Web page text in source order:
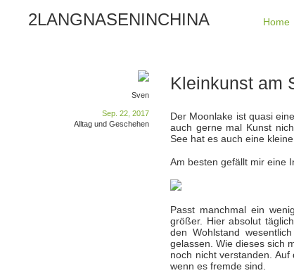
2LANGNASENINCHINA Home
Kleinkunst am
Sven
Sep. 22, 2017
Alltag und Geschehen
Der Moonlake ist quasi
auch gerne mal Kunst
See hat es auch eine
Am besten gefällt mir eine
Passt manchmal ein
größer. Hier absolut
den Wohlstand
gelassen. Wie dieses sich
noch nicht verstanden.
wenn es fremde sind.